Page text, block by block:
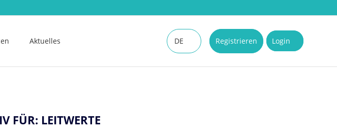
Aktuelles Registrieren Login
DE
FÜR: LEITWERTE